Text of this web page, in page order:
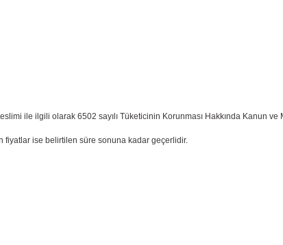
ile ilgili olarak 6502 sayılı Tüketicinin Korunması Hakkında Kanun ve
fiyatlar ise belirtilen süre sonuna kadar geçerlidir.